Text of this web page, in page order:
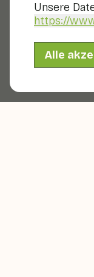
Unsere
https://
Alle